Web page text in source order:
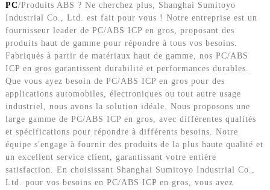
PC/Produits ABS ? Ne cherchez plus, Shanghai Sumitoyo
Industrial Co., Ltd. est fait pour vous ! Notre entreprise est un
fournisseur leader de PC/ABS ICP en gros, proposant des
produits haut de gamme pour répondre à tous vos besoins.
Fabriqués à partir de matériaux haut de gamme, nos PC/ABS
ICP en gros garantissent durabilité et performances durables.
Que vous ayez besoin de PC/ABS ICP en gros pour des
applications automobiles, électroniques ou tout autre usage
industriel, nous avons la solution idéale. Nous proposons une
large gamme de PC/ABS ICP en gros, avec différentes qualités
et spécifications pour répondre à différents besoins. Notre
équipe s'engage à fournir des produits de la plus haute qualité et
un excellent service client, garantissant votre entière
satisfaction. En choisissant Shanghai Sumitoyo Industrial Co.,
Ltd. pour vos besoins en PC/ABS ICP en gros, vous avez